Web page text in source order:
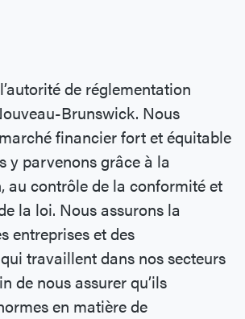
de réglementation
Brunswick. Nous
financier fort et équitable
y parvenons grâce à la
au contrôle de la conformité et
la loi. Nous assurons la
entreprises et des
travaillent dans nos secteurs
de nous assurer qu’ils
en matière de